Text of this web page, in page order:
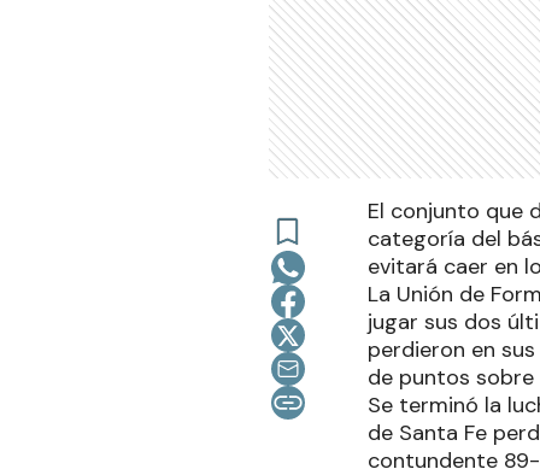
El conjunto que
categoría del
evitará caer en
La Unión de
jugar sus dos
perdieron en
de puntos
Se terminó la
de Santa Fe
contundente